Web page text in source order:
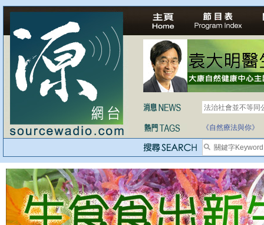
法治社會並不等同
自家教育合法化-
《自然療法與你》